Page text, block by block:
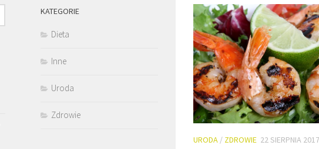
URODA / ZDROWIE 22 SIERPNIA 2017
KATEGORIE
Dieta
Inne
Uroda
Zdrowie